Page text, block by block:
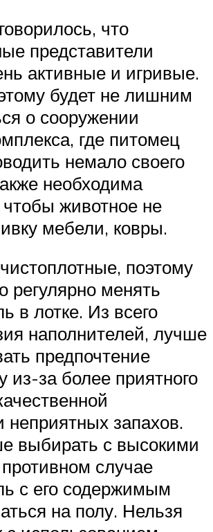
что
представители
активные и игривые.
будет не лишним
о сооружении
где питомец
немало своего
необходима
чтобы животное не
мебели, ковры.
поэтому
регулярно менять
в лотке. Из всего
наполнителей, лучше
предпочтение
из-за более приятного
неприятных запахов.
выбирать с высокими
случае
с его содержимым
на полу. Нельзя